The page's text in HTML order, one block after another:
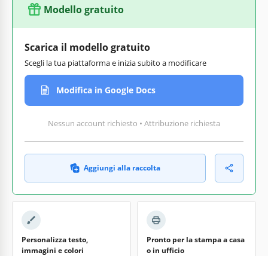
Modello gratuito
Scarica il modello gratuito
Scegli la tua piattaforma e inizia subito a modificare
Modifica in Google Docs
Nessun account richiesto • Attribuzione richiesta
Aggiungi alla raccolta
Personalizza testo,
immagini e colori
Pronto per la stampa a casa
o in ufficio